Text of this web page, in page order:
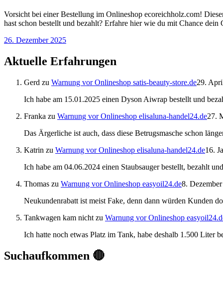
Vorsicht bei einer Bestellung im Onlineshop ecoreichholz.com!
hast schon bestellt und bezahlt? Erfahre hier wie du mit Chance
26. Dezember 2025
Aktuelle Erfahrungen
Gerd zu Warnung vor Onlineshop satis-beauty-store.de29.
Ich habe am 15.01.2025 einen Dyson Aiwrap bestellt und
Franka zu Warnung vor Onlineshop elisaluna-handel24.de27.
Das Ärgerliche ist auch, dass diese Betrugsmasche schon
Katrin zu Warnung vor Onlineshop elisaluna-handel24.de16.
Ich habe am 04.06.2024 einen Staubsauger bestellt, bezahlt
Thomas zu Warnung vor Onlineshop easyoil24.de8.
Neukundenrabatt ist meist Fake, denn dann würden Kunden
Tankwagen kam nicht zu Warnung vor Onlineshop
Ich hatte noch etwas Platz im Tank, habe deshalb 1.500
Suchaufkommen 🔴